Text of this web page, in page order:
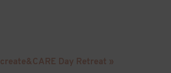
create&CARE Day Retreat »